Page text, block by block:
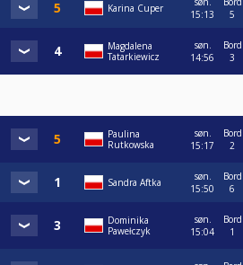
Karina Cuper
15:13
5
Magdalena
Tatarkiewicz
søn.
14:56
Bord
3
Paulina
Rutkowska
søn.
15:17
Bord
2
Sandra Aftka
søn.
15:50
Bord
6
Dominika
Pawełczyk
søn.
15:04
Bord
1